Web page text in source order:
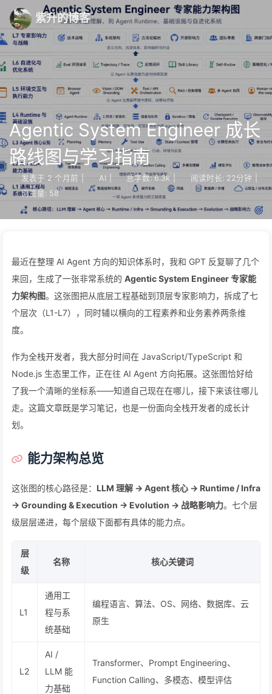
紫升的博客
Agentic System Engineer 成长
路线图与学习指南
发表于 2 个月前 AI 总字数: 6.3k 阅读时长: 22分钟
浏览量: 58
最近在整理 AI Agent 方向的知识体系时，我和 GPT 反复聊了几个
来回，生成了一张非常系统的 Agentic System Engineer 专家能
力架构图。这张图把从底层工程基础到顶层专家影响力，拆成了七
个层次（L1-L7），同时辅以横向的工程素养和业务素养两条维
度。
作为全栈开发者，我大部分时间在 JavaScript/TypeScript 和
Node.js 生态里工作，正在往 AI Agent 方向拓展。这张图恰好给
了我一个清晰的坐标系——知道自己现在在哪儿，接下来该往哪儿
走。这篇文章既是学习笔记，也是一份面向全栈开发者的成长计
划。
能力架构总览
这张图的核心路径是： LLM 理解 → Agent 核心 → Runtime / Infra
→ Grounding & Execution → Evolution → 战略影响力。七个层
级层层递进，每个层级下面都有具体的能力点。
层
级
名称 核心关键词
L1
通用工
程与系
统基础
编程语言、算法、OS、网络、数据库、云
原生
L2
AI /
LLM 能
力基础
Transformer、Prompt Engineering、
Function Calling、多模态、模型评估